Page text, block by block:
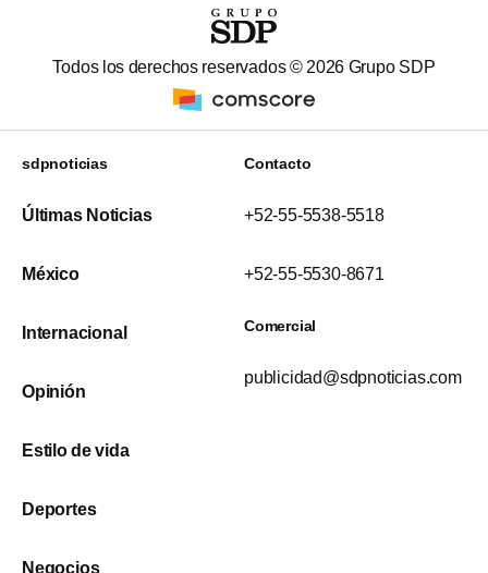
Todos los derechos reservados © 2026 Grupo SDP
sdpnoticias
Últimas Noticias
México
Internacional
Opinión
Estilo de vida
Deportes
Negocios
Contacto
+52-55-5538-5518
+52-55-5530-8671
Comercial
publicidad@sdpnoticias.com